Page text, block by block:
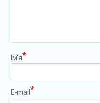
Ім’я*
E-mail *